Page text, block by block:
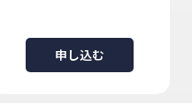
申し込む